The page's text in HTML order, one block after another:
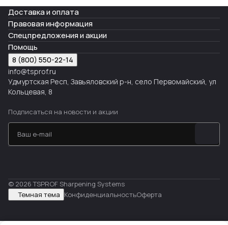
Доставка и оплата
Правовая информация
Спецпредложения и акции
Помощь
8 (800) 550-22-14
info@tsprof.ru
Удмуртская Респ, Завьяловский р-н, село Первомайский, ул
Кольцевая, 8
Подписаться на новости и акции
© 2026 TSPROF Sharpening Systems
Темная тема КонфиденциальностьОферта